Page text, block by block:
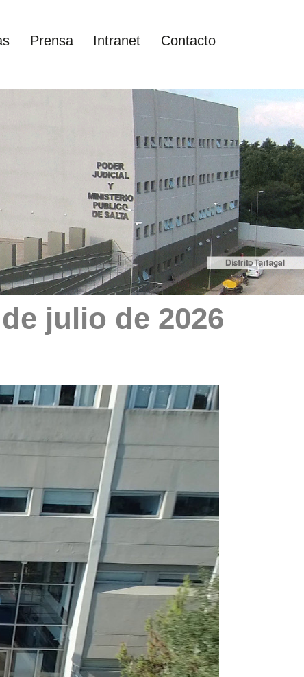
Prensa Intranet Contacto
julio de 2026